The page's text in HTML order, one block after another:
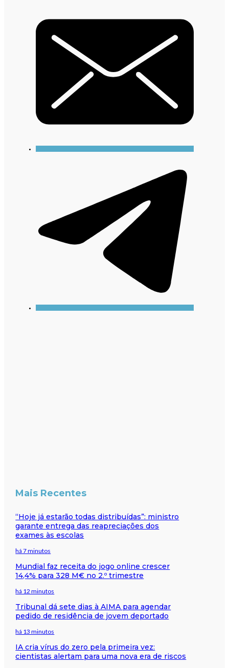
Mais Recentes
“Hoje já estarão todas distribuídas”: ministro
garante entrega das reapreciações dos
exames às escolas
há 7 minutos
Mundial faz receita do jogo online crescer
14,4% para 328 M€ no 2.º trimestre
há 12 minutos
Tribunal dá sete dias à AIMA para agendar
pedido de residência de jovem deportado
há 13 minutos
IA cria vírus do zero pela primeira vez:
cientistas alertam para uma nova era de riscos